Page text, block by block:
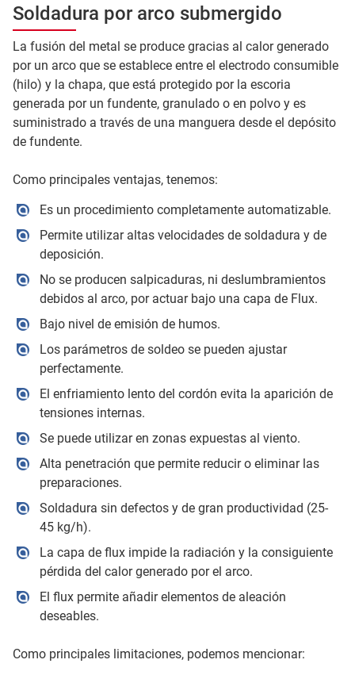
Soldadura por arco submergido
La fusión del metal se produce gracias al calor generado
por un arco que se establece entre el electrodo consumible
(hilo) y la chapa, que está protegido por la escoria
generada por un fundente, granulado o en polvo y es
suministrado a través de una manguera desde el depósito
de fundente.
Como principales ventajas, tenemos:
Es un procedimiento completamente automatizable.
Permite utilizar altas velocidades de soldadura y de
deposición.
No se producen salpicaduras, ni deslumbramientos
debidos al arco, por actuar bajo una capa de Flux.
Bajo nivel de emisión de humos.
Los parámetros de soldeo se pueden ajustar
perfectamente.
El enfriamiento lento del cordón evita la aparición de
tensiones internas.
Se puede utilizar en zonas expuestas al viento.
Alta penetración que permite reducir o eliminar las
preparaciones.
Soldadura sin defectos y de gran productividad (25-
45 kg/h).
La capa de flux impide la radiación y la consiguiente
pérdida del calor generado por el arco.
El flux permite añadir elementos de aleación
deseables.
Como principales limitaciones, podemos mencionar: